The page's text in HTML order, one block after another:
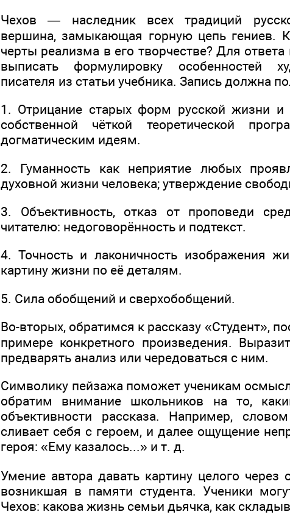
Чехов — наследник всех традиций
вершина, замыкающая горную цепь гениев.
черты реализма в его творчестве? Для
выписать формулировку особенностей
писателя из статьи учебника. Запись должна
1. Отрицание старых форм русской жизни и
собственной чёткой теоретической
догматическим идеям.
2. Гуманность как неприятие любых
духовной жизни человека; утверждение
3. Объективность, отказ от проповеди
читателю: недоговорённость и подтекст.
4. Точность и лаконичность изображения
картину жизни по её деталям.
5. Сила обобщений и сверхобобщений.
Во-вторых, обратимся к рассказу «Студент»,
примере конкретного произведения.
предварять анализ или чередоваться с ним.
Символику пейзажа поможет ученикам
обратим внимание школьников на то,
объективности рассказа. Например,
сливает себя с героем, и далее ощущение
героя: «Ему казалось...» и т. д.
Умение автора давать картину целого через
возникшая в памяти студента. Ученики
Чехов: какова жизнь семьи дьячка, как